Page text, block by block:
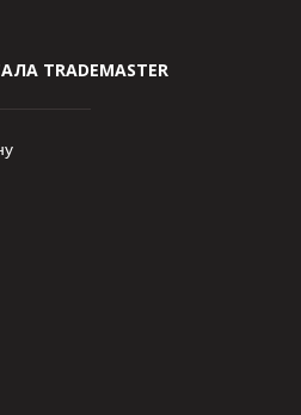
TRADEMASTER